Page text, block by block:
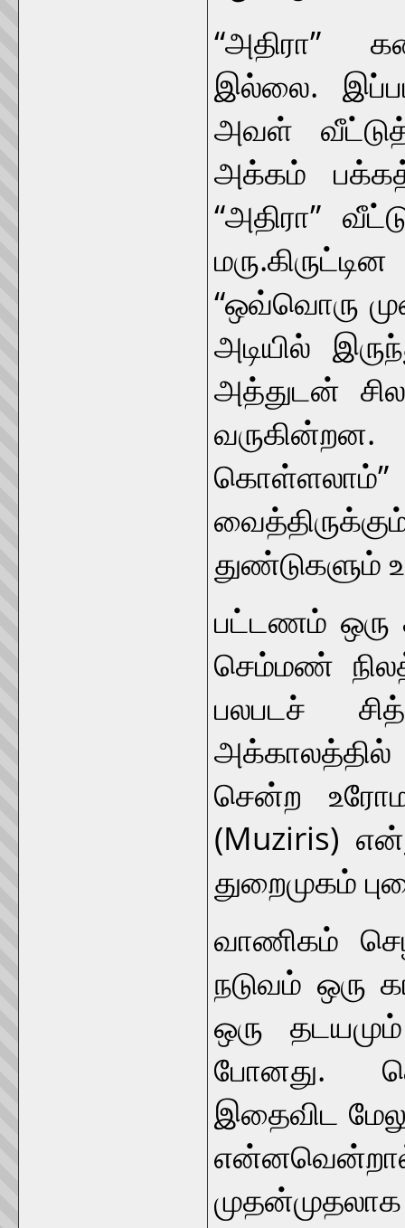
“அதிரா”
இல்லை.
அவள் வீட்டுத்
அக்கம்
“அதிரா”
“ஒவ்வொரு
அடியில்
அத்துடன்
கொள்ளலாம்”
துண்டுகளும்
பட்டணம் ஒரு
செம்மண்
பலபடச்
அக்காலத்தில்
சென்ற
(Muziris)
துறைமுகம்
வாணிகம்
நடுவம் ஒரு
ஒரு
போனது.
இதைவிட